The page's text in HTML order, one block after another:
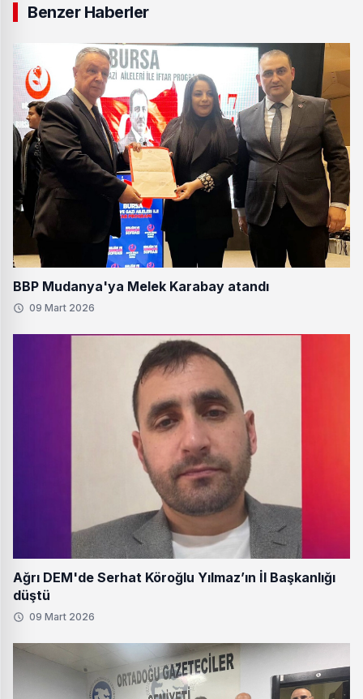
Benzer Haberler
BBP Mudanya'ya Melek Karabay atandı
09 Mart 2026
Ağrı DEM'de Serhat Köroğlu Yılmaz’ın İl Başkanlığı
düştü
09 Mart 2026